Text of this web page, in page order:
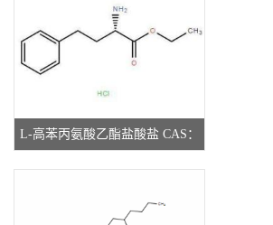
L-高苯丙氨酸乙酯盐酸盐 CAS：
90891-21-7 现货供应 高校研究所